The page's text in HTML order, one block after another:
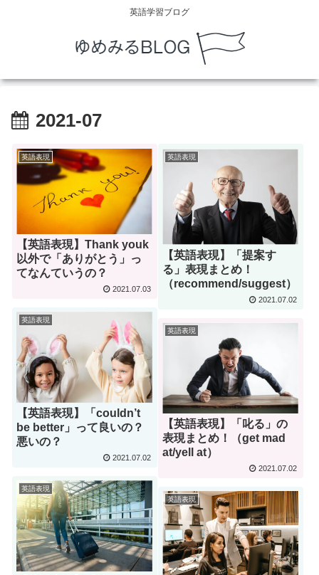
英語学習ブログ
2021-07
英語表現
【英語表現】Thank youk
以外で「ありがとう」っ
てなんていうの？
2021.07.03
英語表現
【英語表現】「提案す
る」表現まとめ！
（recommend/suggest）
2021.07.02
英語表現
【英語表現】「couldn’t
be better」って良いの？
悪いの？
2021.07.02
英語表現
【英語表現】「叱る」の
表現まとめ！（get mad
at/yell at）
2021.07.02
英語表現
英語表現